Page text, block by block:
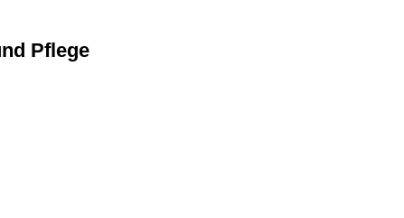
Pflege